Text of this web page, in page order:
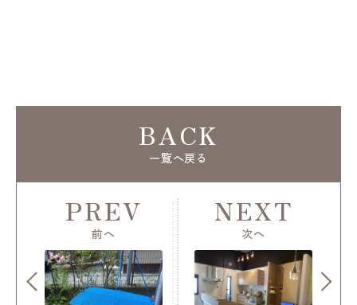
PREV
前へ
BACK
一覧へ戻る
NEXT
次へ